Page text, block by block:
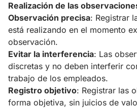
Realización de las
Observación precisa: Registrar
está realizando en el momento
observación.
Evitar la interferencia: Las
discretas y no deben interferir
trabajo de los empleados.
Registro objetivo: Registrar las
forma objetiva, sin juicios de